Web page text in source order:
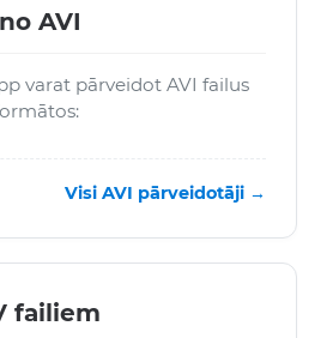
AVI
varat pārveidot AVI failus
Visi AVI pārveidotāji →
failiem